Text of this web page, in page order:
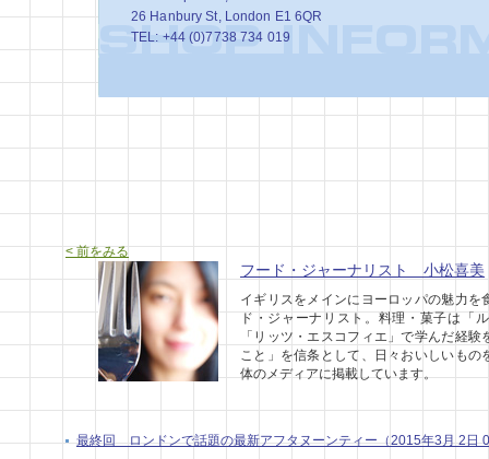
26 Hanbury St, London E1 6QR
TEL: +44 (0)7738 734 019
< 前をみる
フード・ジャーナリスト 小松喜美
イギリスをメインにヨーロッパの魅力を
ド・ジャーナリスト。料理・菓子は「
「リッツ・エスコフィエ」で学んだ経
こと」を信条として、日々おいしいもの
体のメディアに掲載しています。
最終回 ロンドンで話題の最新アフタヌーンティー（2015年3月 2日